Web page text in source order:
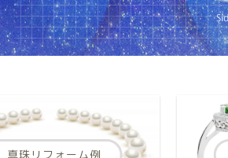
真珠リフォーム例